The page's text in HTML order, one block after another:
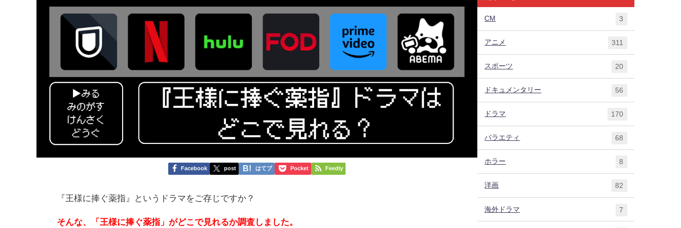
Facebook post はてブ Pocket Feedly
『王様に捧ぐ薬指』というドラマをご存じですか？
そんな、「王様に捧ぐ薬指」がどこで見れるか調査しました。
CM 3
アニメ 311
スポーツ 20
ドキュメンタリー 56
ドラマ 170
バラエティ 68
ホラー 8
洋画 82
海外ドラマ 7